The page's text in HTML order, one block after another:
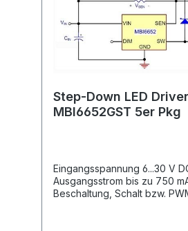
Step-Down LED Driver
MBI6652GST 5er Pkg
Eingangsspannung 6...30 V
Ausgangsstrom bis zu 750
Beschaltung, Schalt bzw.